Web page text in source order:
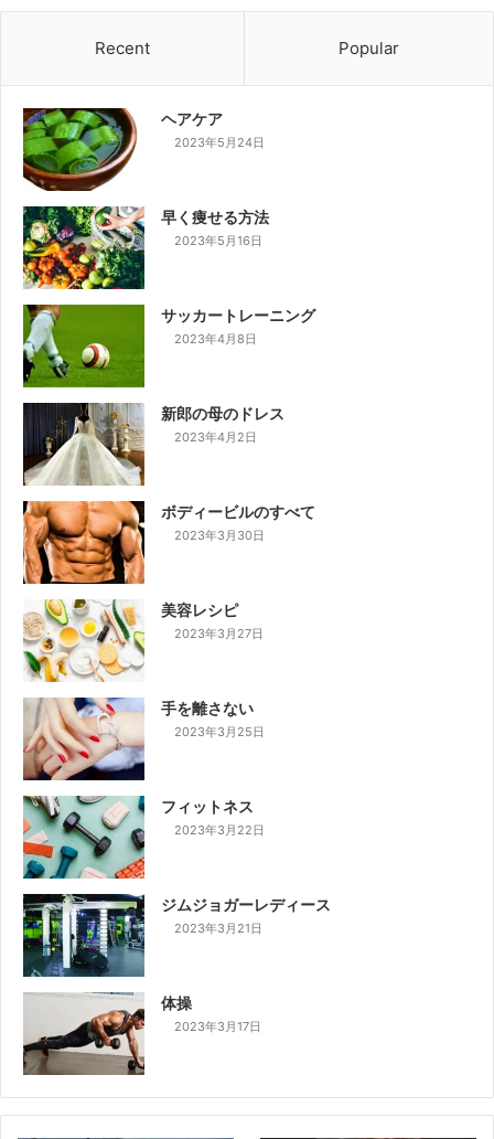
Recent Popular
ヘアケア
2023年5月24日
早く痩せる方法
2023年5月16日
サッカートレーニング
2023年4月8日
新郎の母のドレス
2023年4月2日
ボディービルのすべて
2023年3月30日
美容レシピ
2023年3月27日
手を離さない
2023年3月25日
フィットネス
2023年3月22日
ジムジョガーレディース
2023年3月21日
体操
2023年3月17日